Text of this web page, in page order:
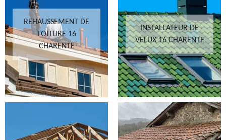
REHAUSSEMENT DE
TOITURE 16
CHARENTE
INSTALLATEUR DE
VELUX 16 CHARENTE